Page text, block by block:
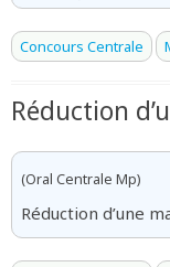
Concours Centrale
Réduction
(Oral Centrale Mp)
Réduction d’une